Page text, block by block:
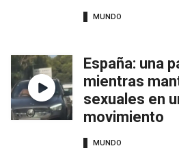
MUNDO
España: una
mientras
sexuales en
movimiento
MUNDO